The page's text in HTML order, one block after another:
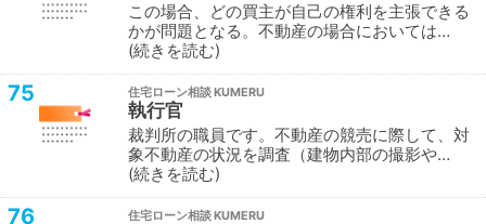
この場合、どの買主が自己の権利を主張できる
かが問題となる。不動産の場合においては…
続きを読む
75 住宅ローン相談
執行官
裁判所の職員です。不動産の競売に際して、対
象不動産の状況を調査（建物内部の撮影や…
続きを読む
76 住宅ローン相談